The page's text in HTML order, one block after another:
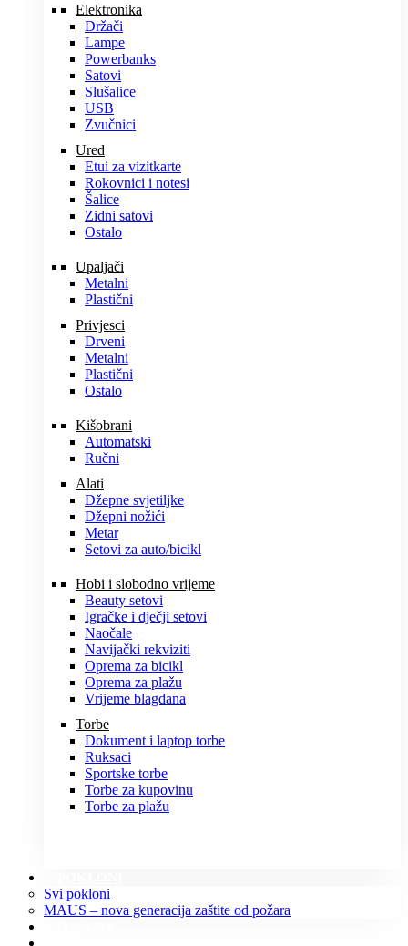
Elektronika
Držači
Lampe
Powerbanks
Satovi
Slušalice
USB
Zvučnici
Ured
Etui za vizitkarte
Rokovnici i notesi
Šalice
Zidni satovi
Ostalo
Upaljači
Metalni
Plastični
Privjesci
Drveni
Metalni
Plastični
Ostalo
Kišobrani
Automatski
Ručni
Alati
Džepne svjetiljke
Džepni nožići
Metar
Setovi za auto/bicikl
Hobi i slobodno vrijeme
Beauty setovi
Igračke i dječji setovi
Naočale
Navijački rekviziti
Oprema za bicikl
Oprema za plažu
Vrijeme blagdana
Torbe
Dokument i laptop torbe
Ruksaci
Sportske torbe
Torbe za kupovinu
Torbe za plažu
Svi pokloni
MAUS – nova generacija zaštite od požara